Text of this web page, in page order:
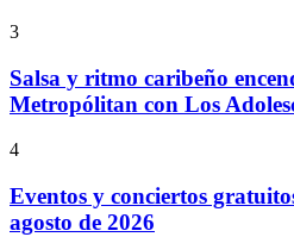
3
Salsa y ritmo caribeño
Metropólitan con Los
4
Eventos y conciertos
agosto de 2026